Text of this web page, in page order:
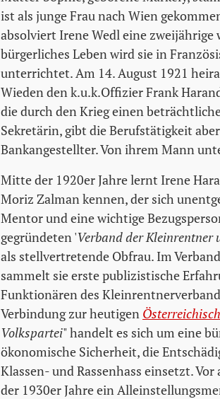
ist als junge Frau nach Wien
absolviert Irene Wedl eine
bürgerliches Leben wird sie in
unterrichtet. Am 14. August 1921
Wieden den k.u.k.Offizier Frank
die durch den Krieg einen
Sekretärin, gibt die Berufstätigkeit
Bankangestellter. Von ihrem Mann
Mitte der 1920er Jahre lernt Irene
Moriz Zalman kennen, der sich
Mentor und eine wichtige
gegründeten 'Verband der Kleinrentner
als stellvertretende Obfrau. Im
sammelt sie erste publizistische
Funktionären des
Verbindung zur heutigen
Volkspartei" handelt es sich um eine
ökonomische Sicherheit, die
Klassen- und Rassenhass einsetzt.
der 1930er Jahre ein